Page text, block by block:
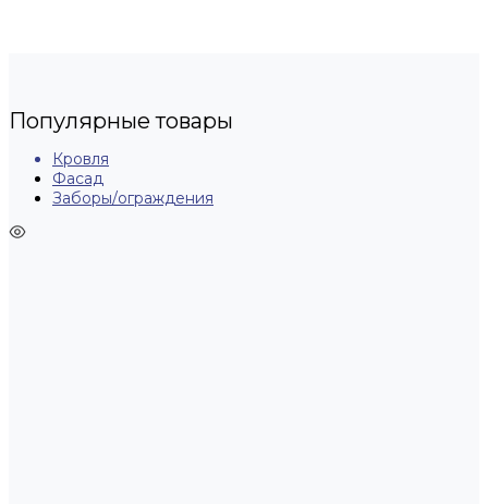
Популярные товары
Кровля
Фасад
Заборы/ограждения